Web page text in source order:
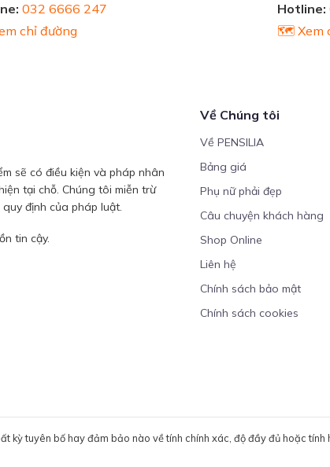
032 6666 247
chỉ đường
Hotline:
🗺️ Xem
sẽ có điều kiện và pháp nhân
tại chỗ. Chúng tôi miễn trừ
định của pháp luật.
tin cậy.
Về Chúng tôi
Về PENSILIA
Bảng giá
Phụ nữ phải đẹp
Câu chuyện khách hàng
Shop Online
Liên hệ
Chính sách bảo mật
Chính sách cookies
kỳ tuyên bố hay đảm bảo nào về tính chính xác, độ đầy đủ hoặc tính